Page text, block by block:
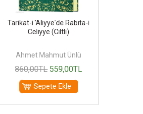
Tarikat-i 'Aliyye'de Rabıta-i
Celiyye (Ciltli)
Ahmet Mahmut Ünlü
860,00TL 559,00TL
Sepete Ekle